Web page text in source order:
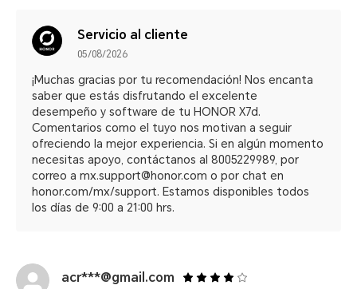
Servicio al cliente
05/08/2026
¡Muchas gracias por tu recomendación! Nos encanta
saber que estás disfrutando el excelente
desempeño y software de tu HONOR X7d.
Comentarios como el tuyo nos motivan a seguir
ofreciendo la mejor experiencia. Si en algún momento
necesitas apoyo, contáctanos al 8005229989, por
correo a mx.support@honor.com o por chat en
honor.com/mx/support. Estamos disponibles todos
los días de 9:00 a 21:00 hrs.
acr***@gmail.com